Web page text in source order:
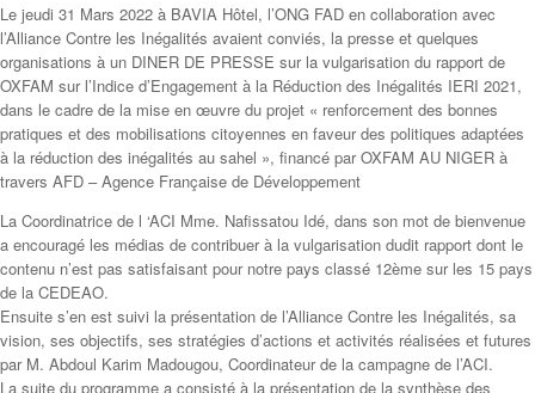
Le jeudi 31 Mars 2022 à BAVIA Hôtel, l’ONG FAD en collaboration avec
l’Alliance Contre les Inégalités avaient conviés, la presse et quelques
organisations à un DINER DE PRESSE sur la vulgarisation du rapport de
OXFAM sur l’Indice d’Engagement à la Réduction des Inégalités IERI 2021,
dans le cadre de la mise en œuvre du projet « renforcement des bonnes
pratiques et des mobilisations citoyennes en faveur des politiques adaptées
à la réduction des inégalités au sahel », financé par OXFAM AU NIGER à
travers AFD – Agence Française de Développement
La Coordinatrice de l ‘ACI Mme. Nafissatou Idé, dans son mot de bienvenue
a encouragé les médias de contribuer à la vulgarisation dudit rapport dont le
contenu n’est pas satisfaisant pour notre pays classé 12ème sur les 15 pays
de la CEDEAO.
Ensuite s’en est suivi la présentation de l’Alliance Contre les Inégalités, sa
vision, ses objectifs, ses stratégies d’actions et activités réalisées et futures
par M. Abdoul Karim Madougou, Coordinateur de la campagne de l’ACI.
La suite du programme a consisté à la présentation de la synthèse des